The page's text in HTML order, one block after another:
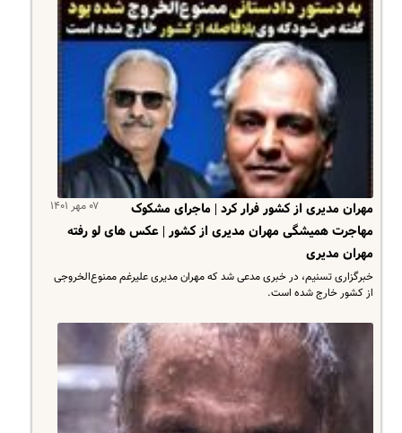
۰۷ مهر ۱۴۰۱
مهران مدیری از کشور فرار کرد | ماجرای مشکوک
مهاجرت همیشگی مهران مدیری از کشور | عکس های لو رفته
مهران مدیری
خبرگزاری تسنیم، در خبری مدعی شد که مهران مدیری علیرغم ممنوع‌الخروجی
از کشور خارج شده است.